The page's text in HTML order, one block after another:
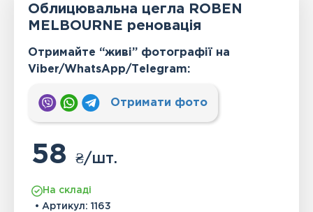
Облицювальна цегла ROBEN
MELBOURNE реновація
Отримайте “живі” фотографії на
Viber/WhatsApp/Тelegram:
Отримати фото
58₴/шт.
На складі
• Артикул: 1163